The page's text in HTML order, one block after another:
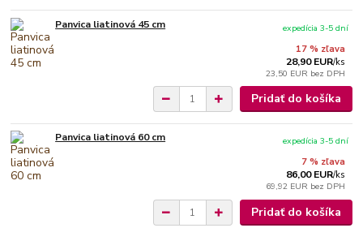
Panvica liatinová 45 cm
17 % zľava
28,90 EUR/ks
23,50 EUR bez DPH
expedícia 3-5 dní
Pridať do košíka
Panvica liatinová 60 cm
7 % zľava
86,00 EUR/ks
69,92 EUR bez DPH
expedícia 3-5 dní
Pridať do košíka